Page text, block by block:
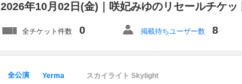
2026年10月02日(金)｜咲妃みゆのリセールチケッ
全チケット件数 0 掲載待ちユーザー数 8
全公演 Yerma スカイライト Skylight